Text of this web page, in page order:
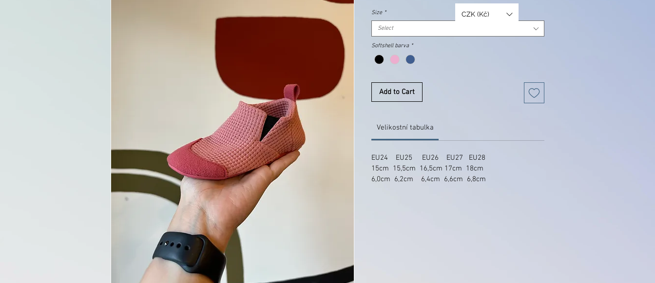
Size *
Select
Softshell barva *
Add to Cart
Velikostní tabulka
EU24 EU25 EU26 EU27 EU28
15cm 15,5cm 16,5cm 17cm 18cm
6,0cm 6,2cm 6,4cm 6,6cm 6,8cm
CZK (Kč)